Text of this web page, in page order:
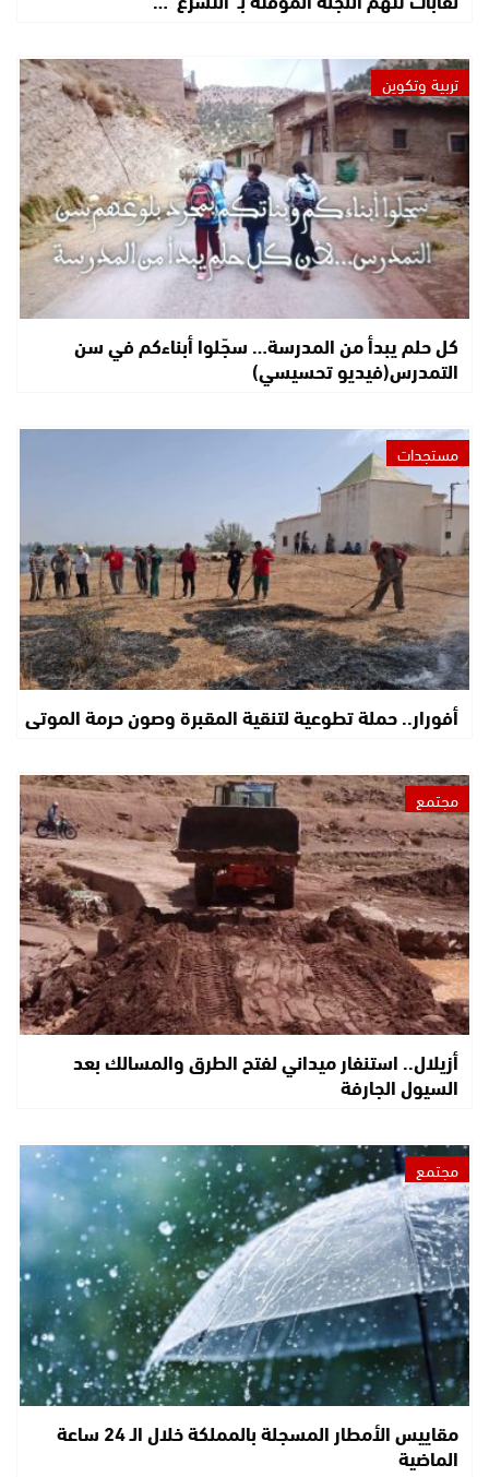
تربية وتكوين
كل حلم يبدأ من المدرسة… سجّلوا أبناءكم في سن
التمدرس(فيديو تحسيسي)
مستجدات
أفورار.. حملة تطوعية لتنقية المقبرة وصون حرمة الموتى
مجتمع
أزيلال.. استنفار ميداني لفتح الطرق والمسالك بعد
السيول الجارفة
مجتمع
مقاييس الأمطار المسجلة بالمملكة خلال الـ 24 ساعة
الماضية